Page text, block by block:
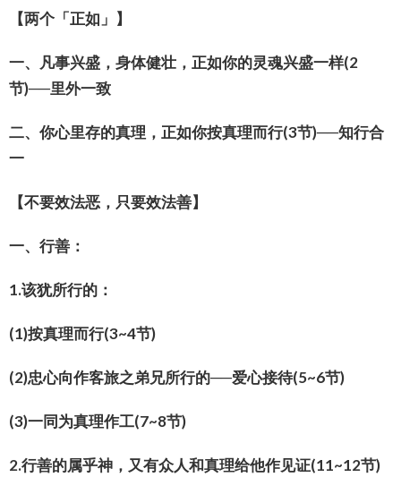
【两个「正如」】
一、凡事兴盛，身体健壮，正如你的灵魂兴盛一样(2
节)──里外一致
二、你心里存的真理，正如你按真理而行(3节)──知行合
一
【不要效法恶，只要效法善】
一、行善：
1.该犹所行的：
(1)按真理而行(3~4节)
(2)忠心向作客旅之弟兄所行的──爱心接待(5~6节)
(3)一同为真理作工(7~8节)
2.行善的属乎神，又有众人和真理给他作见证(11~12节)